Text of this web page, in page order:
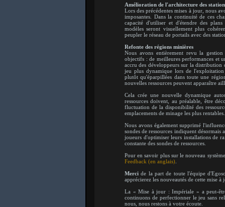
Amélioration de l'architecture des
Lors des précédentes mises à jour, nous
imposantes. Dans la continuité de ces
capacité d'utiliser et d'étendre des
modèles seront visuellement plus
peupler le réseau de portails avec des
Refonte des régions minières
Nous avons entièrement revu la
objectifs : de meilleures performances et
accru des développeurs sur la distribution
jeu plus dynamique lors de l'exploitation
plutôt qu'éparpillées dans toute une
nouvelles ressources peuvent apparaître
Cela crée une nouvelle dynamique
ressources doivent, au préalable, être
fluctuation de la disponibilité des
emplacements de minage les plus rentables.
Nous avons également supprimé
sondes de ressources indiquent
joueurs d'optimiser leurs installations de
constante des sondes de ressources.
Pour en savoir plus sur le nouveau
Feedback (en anglais)
Merci de la part de toute l'équipe
apprécierez les nouveautés de cette mise
La « Mise à jour : Impériale » a peut-
continuons de perfectionner le jeu sans
nous, nous restons à votre écoute.